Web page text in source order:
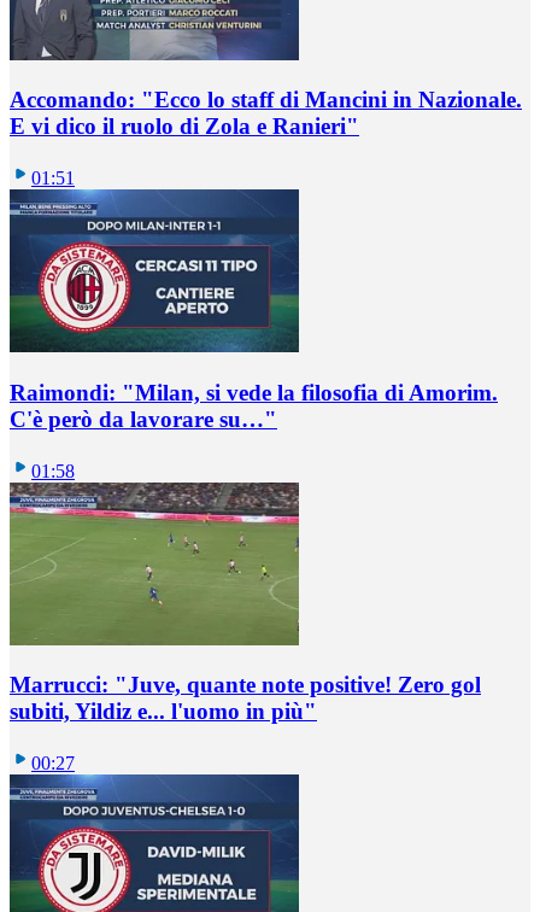
Accomando: "Ecco lo staff di Mancini in Nazionale.
E vi dico il ruolo di Zola e Ranieri"
01:51
Raimondi: "Milan, si vede la filosofia di Amorim.
C'è però da lavorare su…"
01:58
Marrucci: "Juve, quante note positive! Zero gol
subiti, Yildiz e... l'uomo in più"
00:27